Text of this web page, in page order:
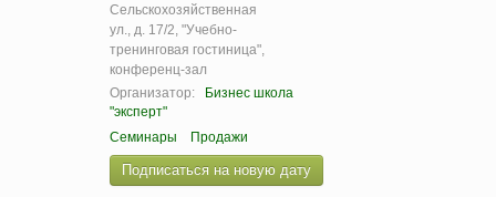
Сельскохозяйственная
ул., д. 17/2, "Учебно-
тренинговая гостиница",
конференц-зал
Организатор:
Бизнес школа
"эксперт"
Семинары
Продажи
Подписаться на новую дату